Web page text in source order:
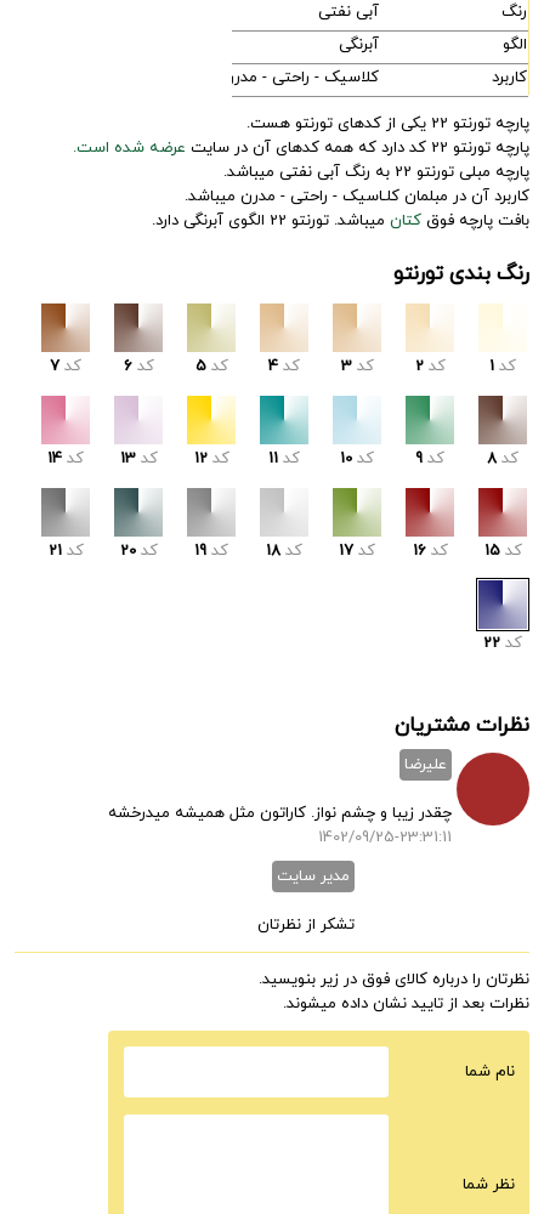
رنگ
آبی نفتی
الگو
آبرنگی
کاربرد
کلاسیک - راحتی - مدرن
پارچه تورنتو 22 یکی از کدهای تورنتو هست.
پارچه تورنتو 22 کد دارد که همه کدهای آن در سایت
عرضه شده است.
پارچه مبلی تورنتو 22 به رنگ آبی نفتی میباشد.
کاربرد آن در مبلمان کلـاسیک - راحتی - مدرن میباشد.
بافت پارچه فوق کتان میباشد. تورنتو 22 الگوی آبرنگی دارد.
رنگ بندی تورنتو
کد 1 کد 2 کد 3 کد 4 کد 5 کد 6 کد 7
کد 8 کد 9 کد 10 کد 11 کد 12 کد 13 کد 14
کد 15 کد 16 کد 17 کد 18 کد 19 کد 20 کد 21
کد 22
نظرات مشتریان
علیرضا
چقدر زیبا و چشم نواز. کاراتون مثل همیشه میدرخشه
1402/09/25-23:31:11
مدیر سایت
تشکر از نظرتان
نظرتان را درباره کالای فوق در زیر بنویسید.
نظرات بعد از تایید نشان داده میشوند.
نام شما
نظر شما